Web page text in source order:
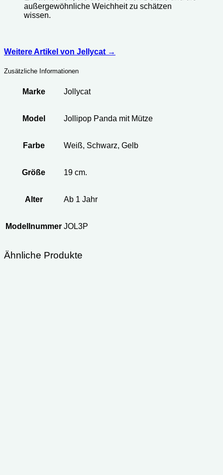
außergewöhnliche Weichheit zu schätzen
wissen.
Weitere Artikel von Jellycat →
Zusätzliche Informationen
Marke Jollycat
Model Jollipop Panda mit Mütze
Farbe Weiß, Schwarz, Gelb
Größe 19 cm.
Alter Ab 1 Jahr
Modellnummer JOL3P
Ähnliche Produkte